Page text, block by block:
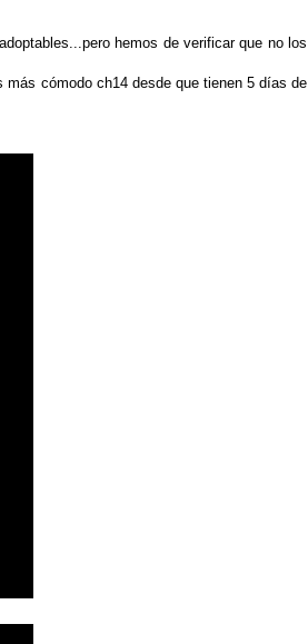
hemos de verificar que no los
más cómodo ch14 desde que tienen 5 días de